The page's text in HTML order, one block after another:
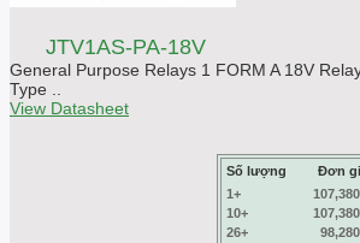
JTV1AS-PA-18V
General Purpose Relays 1 FORM A 18V
Type ..
View Datasheet
Số lượng
Đơn
1+
10+
26+